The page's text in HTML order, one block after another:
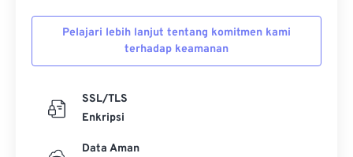
Pelajari lebih lanjut tentang komitmen kami
terhadap keamanan
SSL/TLS
Enkripsi
Data Aman